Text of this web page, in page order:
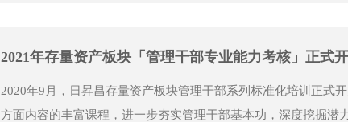
2021年存量资产板块「管理干部专业能力考核」正式开
2020年9月，日昇昌存量资产板块管理干部系列标准化培训正式
方面内容的丰富课程，进一步夯实管理干部基本功，深度挖掘